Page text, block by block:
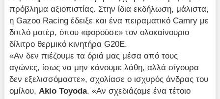
πρόβλημα αξιοπιστίας. Στην ίδια εκδήλωση, μάλιστα,
η Gazoo Racing έδειξε και ένα πειραματικό Camry με
διπλό μοτέρ, όπου «φορούσε» τον ολοκαίνουριο
δίλιτρο θερμικό κινητήρα G20E.
«Αν δεν πιέζουμε τα όριά μας μέσα από τους
αγώνες, ίσως να μην κάνουμε λάθη, αλλά σίγουρα
δεν εξελισσόμαστε», σχολίασε ο ισχυρός άνδρας του
ομίλου, Akio Toyoda. «Αν σχεδιάζαμε ένα τέτοιο